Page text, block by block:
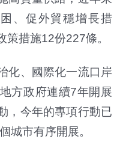
、促外貿穩增長措
措施12份227條。
化、國際化一流口岸
方政府連續7年開展
，今年的專項行動已
城市有序開展。